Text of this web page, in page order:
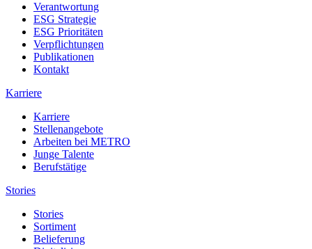
Verantwortung
ESG Strategie
ESG Prioritäten
Verpflichtungen
Publikationen
Kontakt
Karriere
Karriere
Stellenangebote
Arbeiten bei METRO
Junge Talente
Berufstätige
Stories
Stories
Sortiment
Belieferung